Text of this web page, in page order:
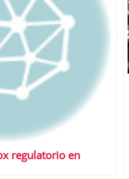
regulatorio en